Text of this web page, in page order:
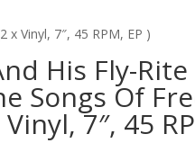
x Vinyl, 7″, 45 RPM, EP )
His Fly-
Songs Of
7″, 45